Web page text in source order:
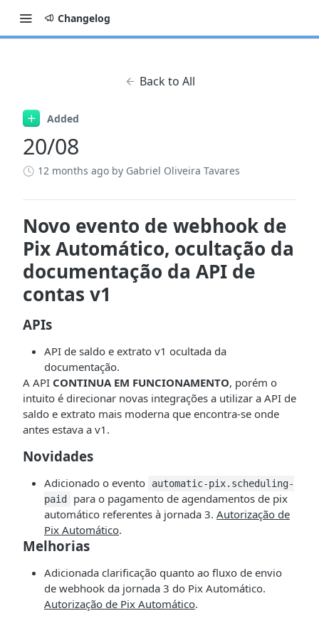
Changelog
Back to All
Added
20/08
12 months ago by Gabriel Oliveira Tavares
Novo evento de webhook de
Pix Automático, ocultação da
documentação da API de
contas v1
APIs
API de saldo e extrato v1 ocultada da
documentação.
A API CONTINUA EM FUNCIONAMENTO, porém o
intuito é direcionar novas integrações a utilizar a API de
saldo e extrato mais moderna que encontra-se onde
antes estava a v1.
Novidades
Adicionado o evento
automatic-pix.scheduling-
paid
para o pagamento de agendamentos de pix
automático referentes à jornada 3. Autorização de
Pix Automático.
Melhorias
Adicionada clarificação quanto ao fluxo de envio
de webhook da jornada 3 do Pix Automático.
Autorização de Pix Automático.